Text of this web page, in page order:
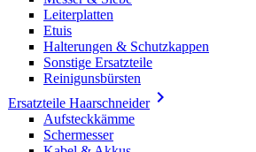
Leiterplatten
Etuis
Halterungen & Schutzkappen
Sonstige Ersatzteile
Reinigunsbürsten
Ersatzteile Haarschneider
Aufsteckkämme
Schermesser